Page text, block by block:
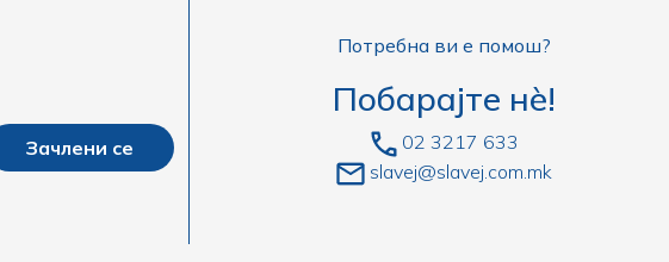
Зачлени се
Потребна ви е помош?
Побарајте нè!
02 3217 633
slavej@slavej.com.mk